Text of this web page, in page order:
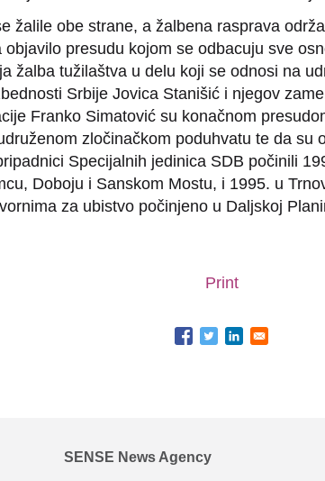
žalile obe strane, a žalbena rasprava
objavilo presudu kojom se odbacuju sve
žalba tužilaštva u delu koji se odnosi na
Srbije Jovica Stanišić i njegov
Franko Simatović su konačnom
zločinačkom poduhvatu te da su
Specijalnih jedinica SDB počinili
Doboju i Sanskom Mostu, i 1995. u
za ubistvo počinjeno u Daljskoj
Print
SENSE News Agency